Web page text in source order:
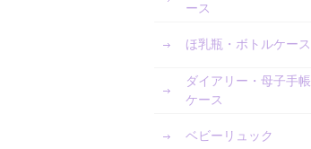
ース
ほ乳瓶・ボトルケース
ダイアリー・母子手帳
ケース
ベビーリュック